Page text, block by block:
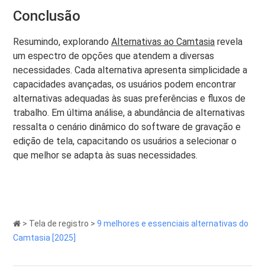
Conclusão
Resumindo, explorandoAlternativas ao Camtasia revela
um espectro de opções que atendem a diversas
necessidades. Cada alternativa apresenta simplicidade a
capacidades avançadas, os usuários podem encontrar
alternativas adequadas às suas preferências e fluxos de
trabalho. Em última análise, a abundância de alternativas
ressalta o cenário dinâmico do software de gravação e
edição de tela, capacitando os usuários a selecionar o
que melhor se adapta às suas necessidades.
> Tela de registro >9 melhores e essenciais alternativas do
Camtasia [2025]